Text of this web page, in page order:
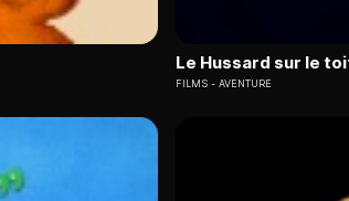
Le Hussard sur le
FILMS AVENTURE